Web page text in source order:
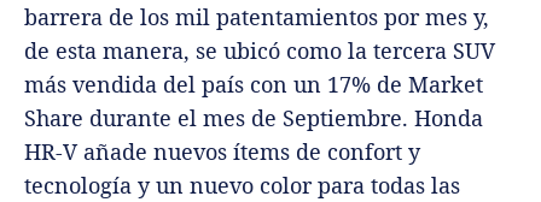
barrera de los mil patentamientos por mes y,
de esta manera, se ubicó como la tercera SUV
más vendida del país con un 17% de Market
Share durante el mes de Septiembre. Honda
HR-V añade nuevos ítems de confort y
tecnología y un nuevo color para todas las